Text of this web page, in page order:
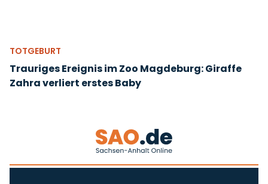
TOTGEBURT
Trauriges Ereignis im Zoo Magdeburg: Giraffe
Zahra verliert erstes Baby